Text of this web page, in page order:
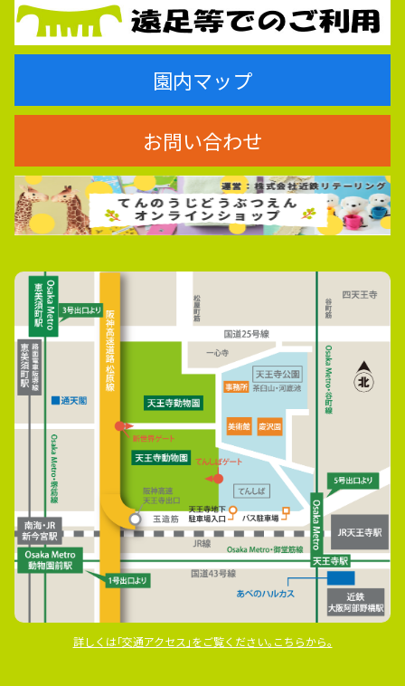
園内マップ
お問い合わせ
詳しくは｢交通アクセス｣をご覧ください｡こちらから｡